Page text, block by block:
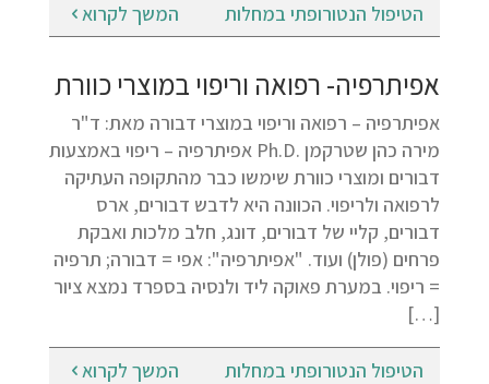
הטיפול הנטורופתי במחלות המשך לקרוא
אפיתרפיה- רפואה וריפוי במוצרי כוורת
אפיתרפיה – רפואה וריפוי במוצרי דבורה מאת: ד"ר
מירה כהן שטרקמן .Ph.D אפיתרפיה – ריפוי באמצעות
דבורים ומוצרי כוורת שימשו כבר מהתקופה העתיקה
לרפואה ולריפוי. הכוונה היא לדבש דבורים, ארס
דבורים, קליי של דבורים, דונג, חלב מלכות ואבקת
פרחים (פולן) ועוד. "אפיתרפיה": אפי = דבורה; תרפיה
= ריפוי. במערת פאוקה ליד ולנסיה בספרד נמצא ציור
[…]
הטיפול הנטורופתי במחלות המשך לקרוא